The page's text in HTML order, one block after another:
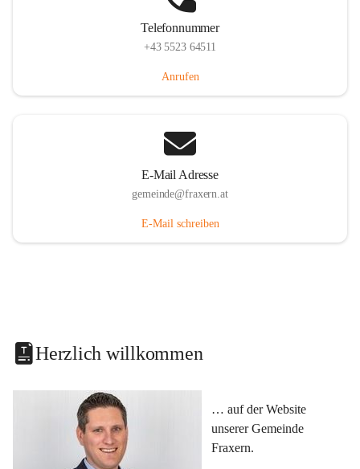
Telefonnummer
+43 5523 64511
Anrufen
E-Mail Adresse
gemeinde@fraxern.at
E-Mail schreiben
Herzlich willkommen
… auf der Website
unserer Gemeinde
Fraxern.